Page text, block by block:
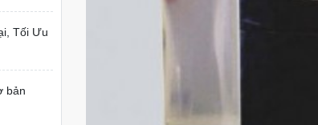
Tối Ưu
bản